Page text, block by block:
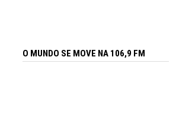
O MUNDO SE MOVE NA 106,9 FM